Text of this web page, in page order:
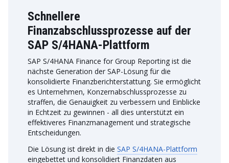
Schnellere
Finanzabschlussprozesse auf der
SAP S/4HANA-Plattform
SAP S/4HANA Finance for Group Reporting ist die
nächste Generation der SAP-Lösung für die
konsolidierte Finanzberichterstattung. Sie ermöglicht
es Unternehmen, Konzernabschlussprozesse zu
straffen, die Genauigkeit zu verbessern und Einblicke
in Echtzeit zu gewinnen - all dies unterstützt ein
effektiveres Finanzmanagement und strategische
Entscheidungen.
Die Lösung ist direkt in die SAP S/4HANA-Plattform
eingebettet und konsolidiert Finanzdaten aus